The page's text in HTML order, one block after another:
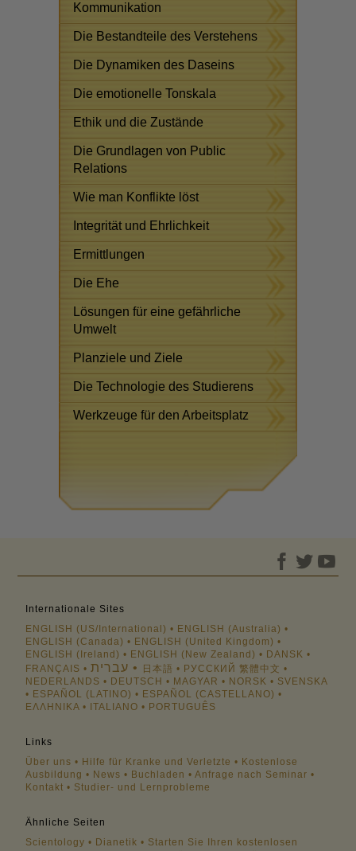
Kommunikation
Die Bestandteile des Verstehens
Die Dynamiken des Daseins
Die emotionelle Tonskala
Ethik und die Zustände
Die Grundlagen von Public
Relations
Wie man Konflikte löst
Integrität und Ehrlichkeit
Ermittlungen
Die Ehe
Lösungen für eine gefährliche
Umwelt
Planziele und Ziele
Die Technologie des Studierens
Werkzeuge für den Arbeitsplatz
Internationale Sites
ENGLISH (US/International)
ENGLISH (Australia)
ENGLISH (Canada)
ENGLISH (United Kingdom)
ENGLISH (Ireland)
ENGLISH (New Zealand)
DANSK
FRANÇAIS
עברית 日本語 РУССКИЙ 繁體中文
NEDERLANDS
DEUTSCH MAGYAR NORSK
SVENSKA
ESPAÑOL (LATINO)
ESPAÑOL (CASTELLANO)
ΕΛΛΗΝΙΚA
ITALIANO PORTUGUÊS
Links
Über uns
Hilfe für Kranke und Verletzte
Kostenlose
Ausbildung
News Buchladen
Anfrage nach Seminar
Kontakt
Studier- und Lernprobleme
Ähnliche Seiten
Scientology
Dianetik
Starten Sie Ihren kostenlosen